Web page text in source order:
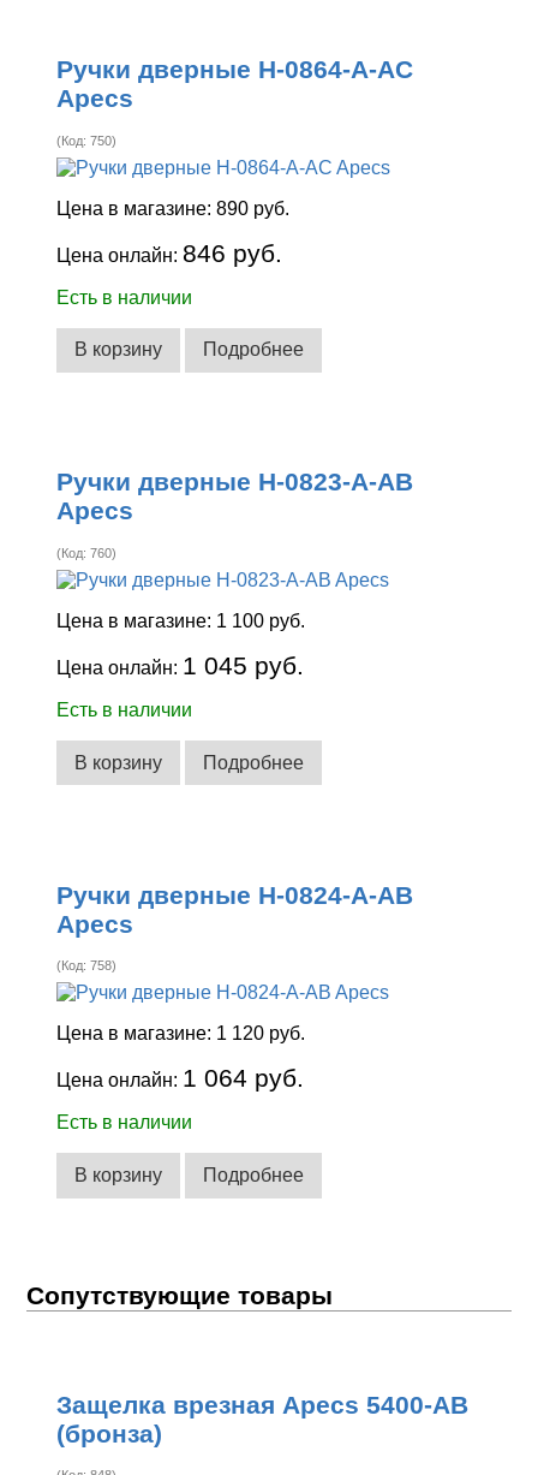
Ручки дверные H-0864-A-AC
Apecs
(Код:750)
Цена в магазине:890 руб.
Цена онлайн: 846 руб.
Есть в наличии
В корзину Подробнее
Ручки дверные H-0823-A-AB
Apecs
(Код:760)
Цена в магазине: 1 100 руб.
Цена онлайн: 1 045 руб.
Есть в наличии
В корзину Подробнее
Ручки дверные H-0824-A-AB
Apecs
(Код:758)
Цена в магазине: 1 120 руб.
Цена онлайн: 1 064 руб.
Есть в наличии
В корзину Подробнее
Сопутствующие товары
Защелка врезная Apecs 5400-AB
(бронза)